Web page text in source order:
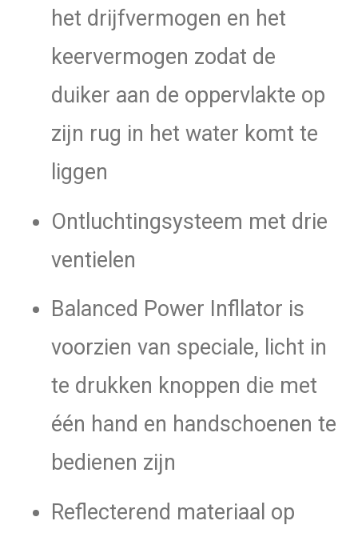
het drijfvermogen en het
keervermogen zodat de
duiker aan de oppervlakte op
zijn rug in het water komt te
liggen
Ontluchtingsysteem met drie
ventielen
Balanced Power Infllator is
voorzien van speciale, licht in
te drukken knoppen die met
één hand en handschoenen te
bedienen zijn
Reflecterend materiaal op